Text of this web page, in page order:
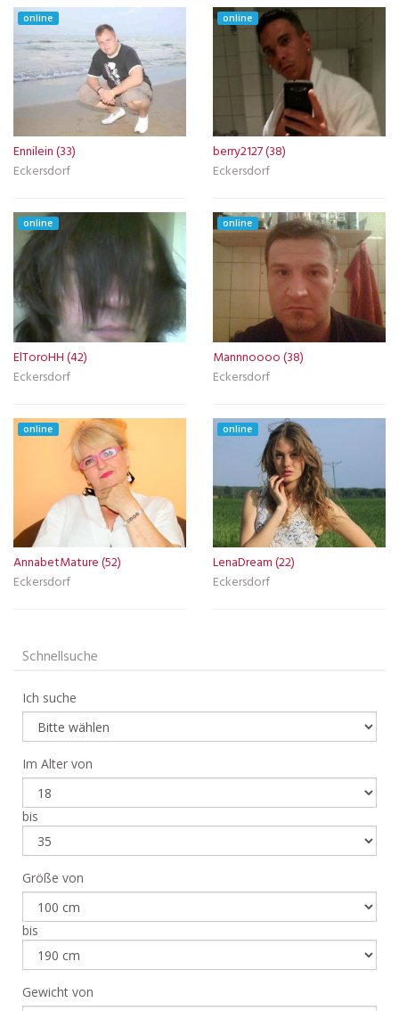
online
Ennilein (33)
Eckersdorf
online
berry2127 (38)
Eckersdorf
online
ElToroHH (42)
Eckersdorf
online
Mannnoooo (38)
Eckersdorf
online
AnnabetMature (52)
Eckersdorf
online
LenaDream (22)
Eckersdorf
Schnellsuche
Ich suche
Im Alter von
bis
Größe von
bis
Gewicht von